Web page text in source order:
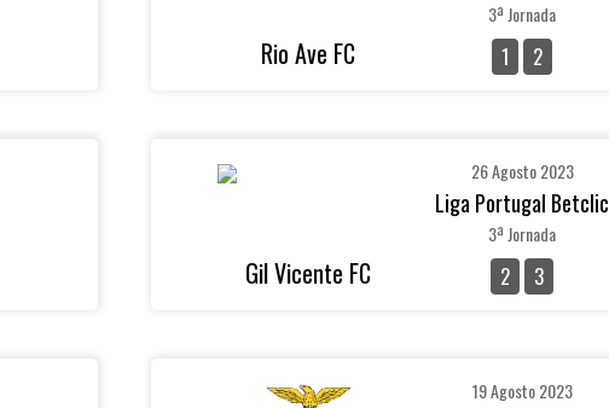
Rio Ave FC
3ª Jornada
1 2
Gil Vicente FC
26 Agosto 2023
Liga Portugal Betclic
3ª Jornada
2 3
19 Agosto 2023